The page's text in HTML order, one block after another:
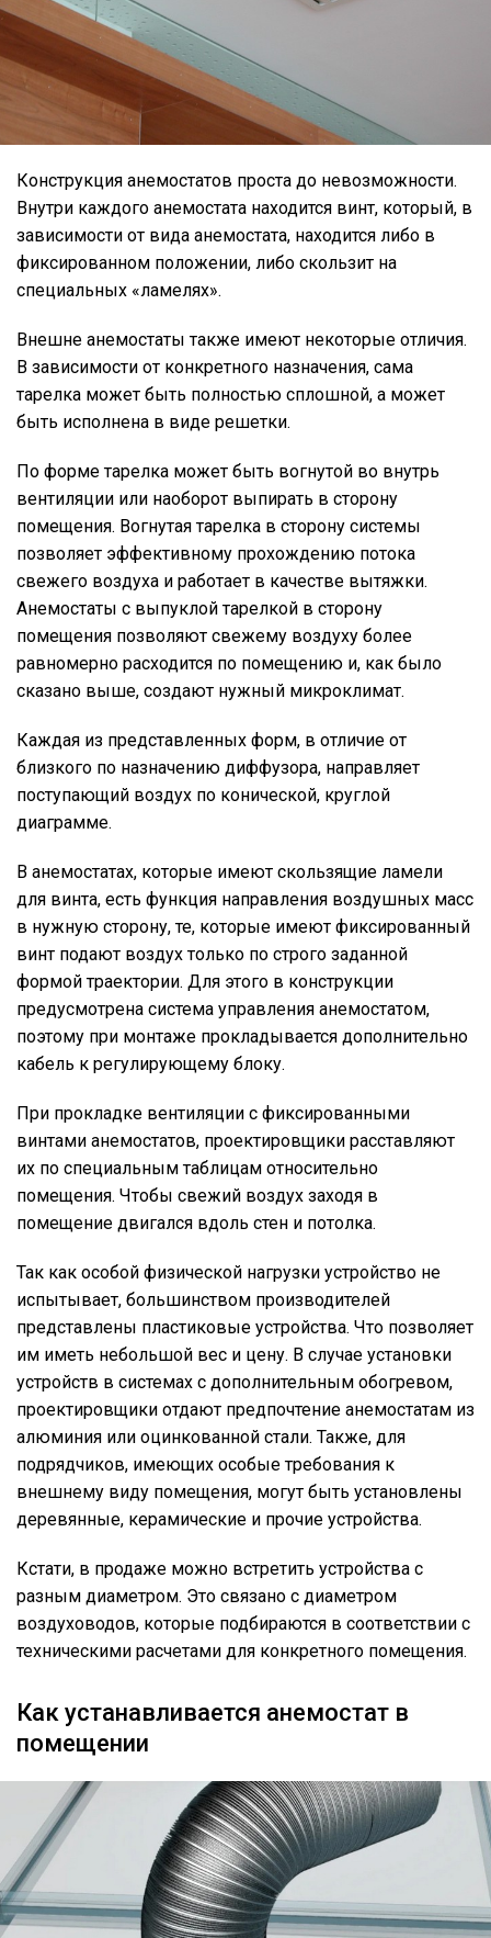
Конструкция анемостатов проста до невозможности.
Внутри каждого анемостата находится винт, который, в
зависимости от вида анемостата, находится либо в
фиксированном положении, либо скользит на
специальных «ламелях».
Внешне анемостаты также имеют некоторые отличия.
В зависимости от конкретного назначения, сама
тарелка может быть полностью сплошной, а может
быть исполнена в виде решетки.
По форме тарелка может быть вогнутой во внутрь
вентиляции или наоборот выпирать в сторону
помещения. Вогнутая тарелка в сторону системы
позволяет эффективному прохождению потока
свежего воздуха и работает в качестве вытяжки.
Анемостаты с выпуклой тарелкой в сторону
помещения позволяют свежему воздуху более
равномерно расходится по помещению и, как было
сказано выше, создают нужный микроклимат.
Каждая из представленных форм, в отличие от
близкого по назначению диффузора, направляет
поступающий воздух по конической, круглой
диаграмме.
В анемостатах, которые имеют скользящие ламели
для винта, есть функция направления воздушных масс
в нужную сторону, те, которые имеют фиксированный
винт подают воздух только по строго заданной
формой траектории. Для этого в конструкции
предусмотрена система управления анемостатом,
поэтому при монтаже прокладывается дополнительно
кабель к регулирующему блоку.
При прокладке вентиляции с фиксированными
винтами анемостатов, проектировщики расставляют
их по специальным таблицам относительно
помещения. Чтобы свежий воздух заходя в
помещение двигался вдоль стен и потолка.
Так как особой физической нагрузки устройство не
испытывает, большинством производителей
представлены пластиковые устройства. Что позволяет
им иметь небольшой вес и цену. В случае установки
устройств в системах с дополнительным обогревом,
проектировщики отдают предпочтение анемостатам из
алюминия или оцинкованной стали. Также, для
подрядчиков, имеющих особые требования к
внешнему виду помещения, могут быть установлены
деревянные, керамические и прочие устройства.
Кстати, в продаже можно встретить устройства с
разным диаметром. Это связано с диаметром
воздуховодов, которые подбираются в соответствии с
техническими расчетами для конкретного помещения.
Как устанавливается анемостат в
помещении